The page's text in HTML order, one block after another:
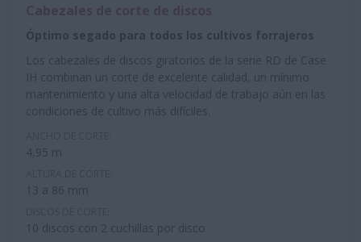
Óptimo segado para todos los cultivos forrajeros
Los cabezales de discos giratorios de la serie RD de Case
IH combinan un corte de excelente calidad, un mínimo
mantenimiento y una alta velocidad de trabajo aún en las
condiciones de cultivo más difíciles.
4,95 m
13 a 86 mm
10 discos con 2 cuchillas por disco